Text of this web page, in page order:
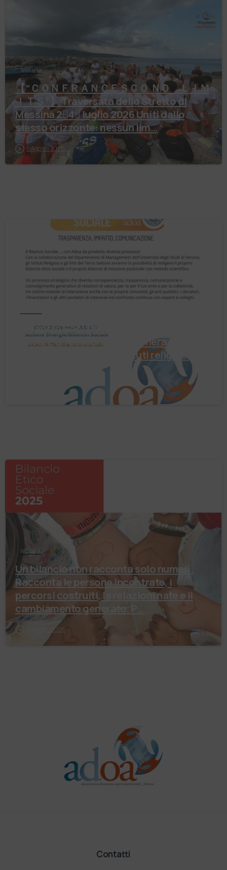
Notizie
【 “ＣＯＮＦＲＡＮＣＥＳＣＯ ＮＯ ＬＩＭ
ＩＴＳ”】 Traversata dello Stretto di
Messina 2⃣4⃣ luglio 2026 Uniti dallo
stesso orizzonte: nessun lim…
5 Agosto 2026
Il Bilancio Sociale non è un punto di
arrivo. È un percorso che genera valore!
Negli ultimi anni enti, istituti religiosi,
Notizie
Un bilancio non racconta solo numeri.
Racconta le persone incontrate, i
percorsi costruiti, le relazioni nate e il
4 Agosto 2026
Contatti